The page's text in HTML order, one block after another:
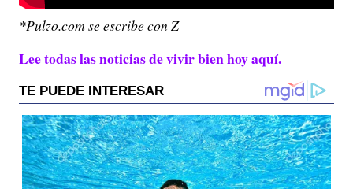
*Pulzo.com se escribe con Z
Lee todas las noticias de vivir bien hoy aquí.